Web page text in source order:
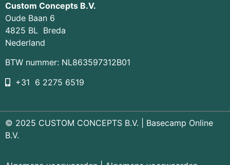
Custom Concepts B.V.
Oude Baan 6
4825 BL Breda
Nederland
BTW nummer: NL863597312B01
+31 6 2275 6519
© 2025 CUSTOM CONCEPTS B.V. | Basecamp Online
B.V.